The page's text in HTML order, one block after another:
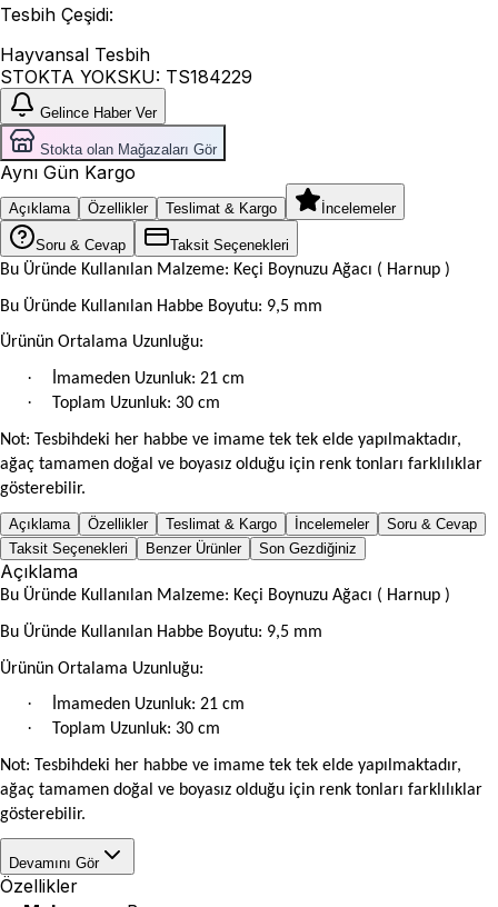
Tesbih Çeşidi:
Hayvansal Tesbih
STOKTA YOKSKU: TS184229
Gelince Haber Ver
Stokta olan Mağazaları Gör
Aynı Gün Kargo
Açıklama Özellikler Teslimat & Kargo İncelemeler
Soru & Cevap Taksit Seçenekleri
Bu Üründe Kullanılan Malzeme: Keçi Boynuzu Ağacı ( Harnup )
Bu Üründe Kullanılan Habbe Boyutu: 9,5 mm
Ürünün Ortalama Uzunluğu:
· İmameden Uzunluk: 21 cm
· Toplam Uzunluk: 30 cm
Not: Tesbihdeki her habbe ve imame tek tek elde yapılmaktadır,
ağaç tamamen doğal ve boyasız olduğu için renk tonları farklılıklar
gösterebilir.
Açıklama Özellikler Teslimat & Kargo İncelemeler
Soru & Cevap
Taksit Seçenekleri
Benzer Ürünler Son Gezdiğiniz
Açıklama
Bu Üründe Kullanılan Malzeme: Keçi Boynuzu Ağacı ( Harnup )
Bu Üründe Kullanılan Habbe Boyutu: 9,5 mm
Ürünün Ortalama Uzunluğu:
· İmameden Uzunluk: 21 cm
· Toplam Uzunluk: 30 cm
Not: Tesbihdeki her habbe ve imame tek tek elde yapılmaktadır,
ağaç tamamen doğal ve boyasız olduğu için renk tonları farklılıklar
gösterebilir.
Devamını Gör
Özellikler